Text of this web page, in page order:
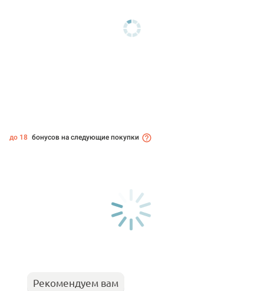
до 18 бонусов на следующие покупки
Рекомендуем вам